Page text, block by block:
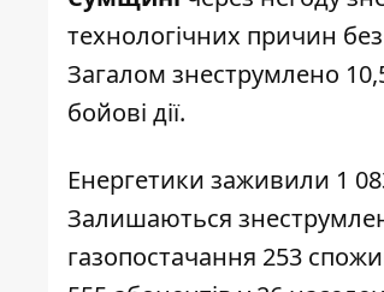
технологічних причин
Загалом знеструмлено
бойові дії.
Енергетики заживили 1
Залишаються
газопостачання 253